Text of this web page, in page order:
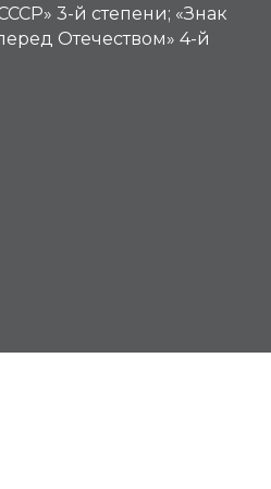
3-й степени; «Знак
Отечеством» 4-й